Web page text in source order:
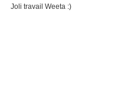
Joli travail Weeta :)